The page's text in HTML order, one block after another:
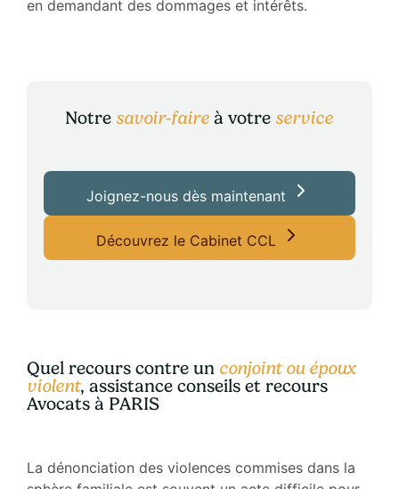
en demandant des dommages et intérêts.
Notre savoir-faire à votre service
Joignez-nous dès maintenant
Découvrez le Cabinet CCL
Quel recours contre un conjoint ou époux
violent, assistance conseils et recours
Avocats à PARIS
La dénonciation des violences commises dans la